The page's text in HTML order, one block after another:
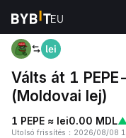
Kezdőlap PEPE to MDL
Válts át 1
(Moldovai lej)
1 PEPE ≈ lei0.00 MDL▲
Utolsó frissítés ： 2026/08/08